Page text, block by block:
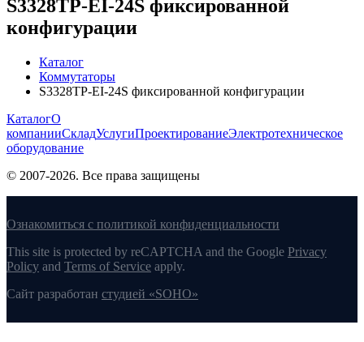
S3328TP-EI-24S фиксированной
конфигурации
Каталог
Коммутаторы
S3328TP-EI-24S фиксированной конфигурации
КаталогО
компанииСкладУслугиПроектированиеЭлектротехническое
оборудование
© 2007-2026. Все права защищены
Ознакомиться с политикой конфиденциальности
This site is protected by reCAPTCHA and the Google Privacy
Policy and Terms of Service apply.
Сайт разработан студией «SOHO»